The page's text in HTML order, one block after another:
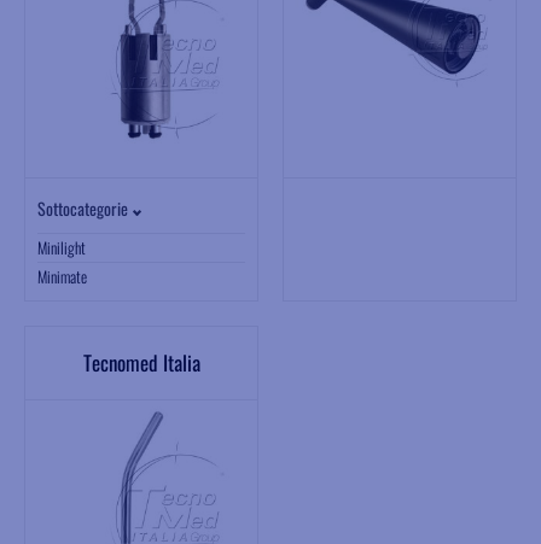
Sottocategorie
Minilight
Minimate
Tecnomed Italia